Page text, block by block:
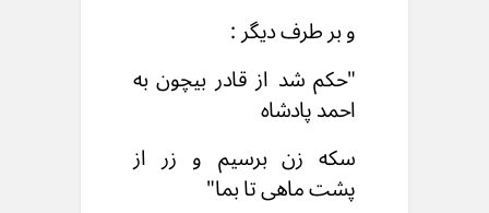
و بر طرف دیگر :
"حکم شد از قادر بیچون به
احمد پادشاه
سکه زن برسیم و زر از
پشت ماهی تا بما"